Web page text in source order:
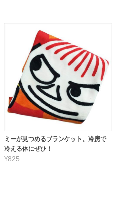
ミーが見つめるブランケット。冷房で
冷える体にぜひ！
¥825